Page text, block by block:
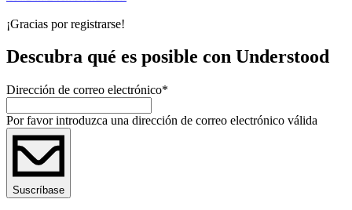
¡Gracias por registrarse!
Descubra qué es posible con Understood
Dirección de correo electrónico*
Por favor introduzca una dirección de correo electrónico válida
Suscríbase